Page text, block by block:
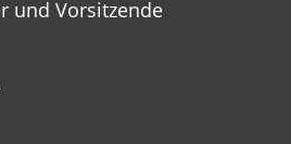
und Vorsitzende